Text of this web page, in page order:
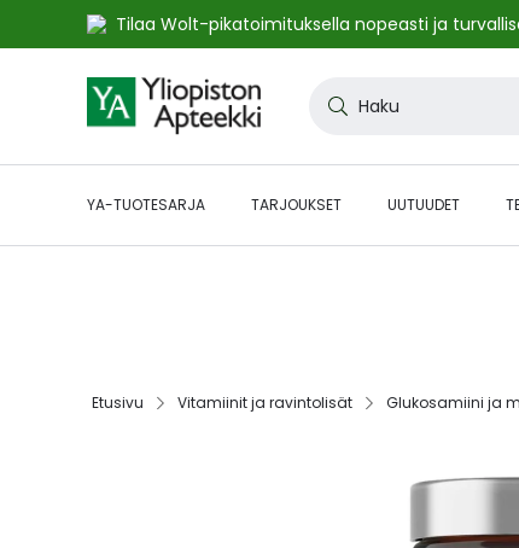
Tilaa Wolt-pikatoimituksella nopeasti ja
to
Content
YA-TUOTESARJA TARJOUKSET UUTUUDET
Etusivu‎ Vitamiinit ja ravintolisät‎ Glukosamiini ja